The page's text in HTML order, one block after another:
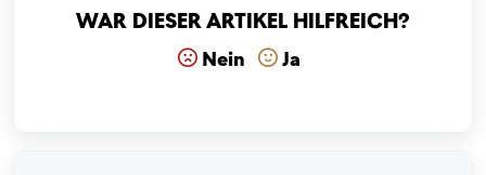
War dieser Artikel hilfreich?
Nein Ja